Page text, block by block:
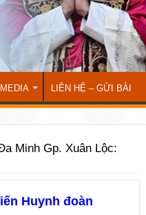
LIÊN HỆ – GỬI BÀI
Minh Gp. Xuân Lộc:
Huynh đoàn